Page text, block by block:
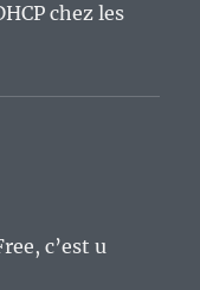
chez les
c’est u